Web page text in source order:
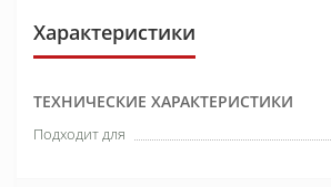
Характеристики
ТЕХНИЧЕСКИЕ ХАРАКТЕРИСТИКИ
Подходит для